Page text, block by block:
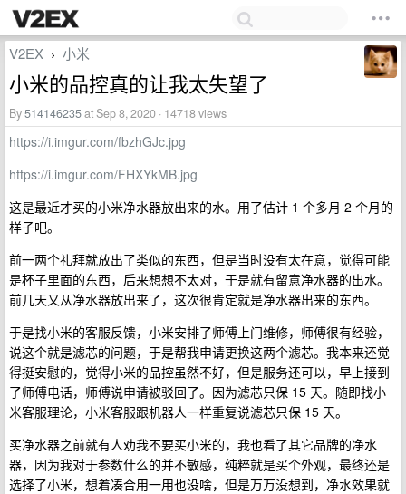
V2EX › 小米
小米的品控真的让我太失望了
By514146235at Sep 8, 2020 · 14718 views
https://i.imgur.com/fbzhGJc.jpg
https://i.imgur.com/FHXYkMB.jpg
这是最近才买的小米净水器放出来的水。用了估计 1 个多月 2 个月的
样子吧。
前一两个礼拜就放出了类似的东西，但是当时没有太在意，觉得可能
是杯子里面的东西，后来想想不太对，于是就有留意净水器的出水。
前几天又从净水器放出来了，这次很肯定就是净水器出来的东西。
于是找小米的客服反馈，小米安排了师傅上门维修，师傅很有经验，
说这个就是滤芯的问题，于是帮我申请更换这两个滤芯。我本来还觉
得挺安慰的，觉得小米的品控虽然不好，但是服务还可以，早上接到
了师傅电话，师傅说申请被驳回了。因为滤芯只保 15 天。随即找小
米客服理论，小米客服跟机器人一样重复说滤芯只保 15 天。
买净水器之前就有人劝我不要买小米的，我也看了其它品牌的净水
器，因为我对于参数什么的并不敏感，纯粹就是买个外观，最终还是
选择了小米，想着凑合用一用也没啥，但是万万没想到，净水效果就